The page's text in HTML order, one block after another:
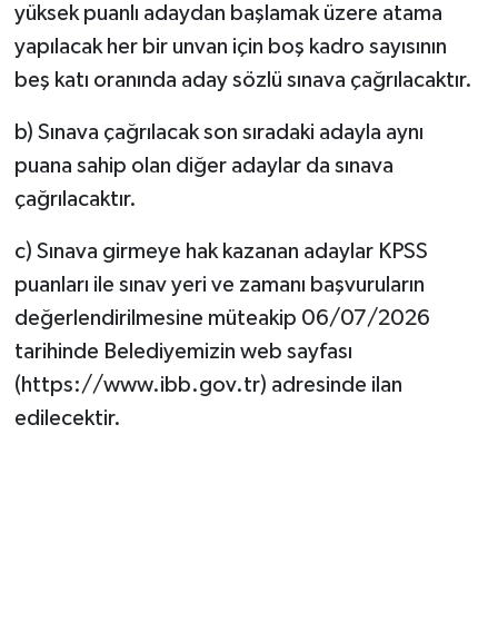
yüksek puanlı adaydan başlamak üzere atama
yapılacak her bir unvan için boş kadro sayısının
beş katı oranında aday sözlü sınava çağrılacaktır.
b) Sınava çağrılacak son sıradaki adayla aynı
puana sahip olan diğer adaylar da sınava
çağrılacaktır.
c) Sınava girmeye hak kazanan adaylar KPSS
puanları ile sınav yeri ve zamanı başvuruların
değerlendirilmesine müteakip 06/07/2026
tarihinde Belediyemizin web sayfası
(https://www.ibb.gov.tr) adresinde ilan
edilecektir.